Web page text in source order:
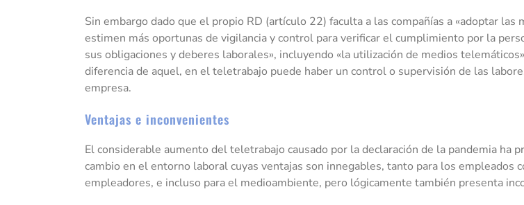
Sin embargo dado que el propio RD (artículo 22) faculta a las compañías a «adoptar las
estimen más oportunas de vigilancia y control para verificar el cumplimiento por la
sus obligaciones y deberes laborales», incluyendo «la utilización de medios
diferencia de aquel, en el teletrabajo puede haber un control o supervisión de las
empresa.
Ventajas e inconvenientes
El considerable aumento del teletrabajo causado por la declaración de la pandemia ha
cambio en el entorno laboral cuyas ventajas son innegables, tanto para los empleados
empleadores, e incluso para el medioambiente, pero lógicamente también presenta